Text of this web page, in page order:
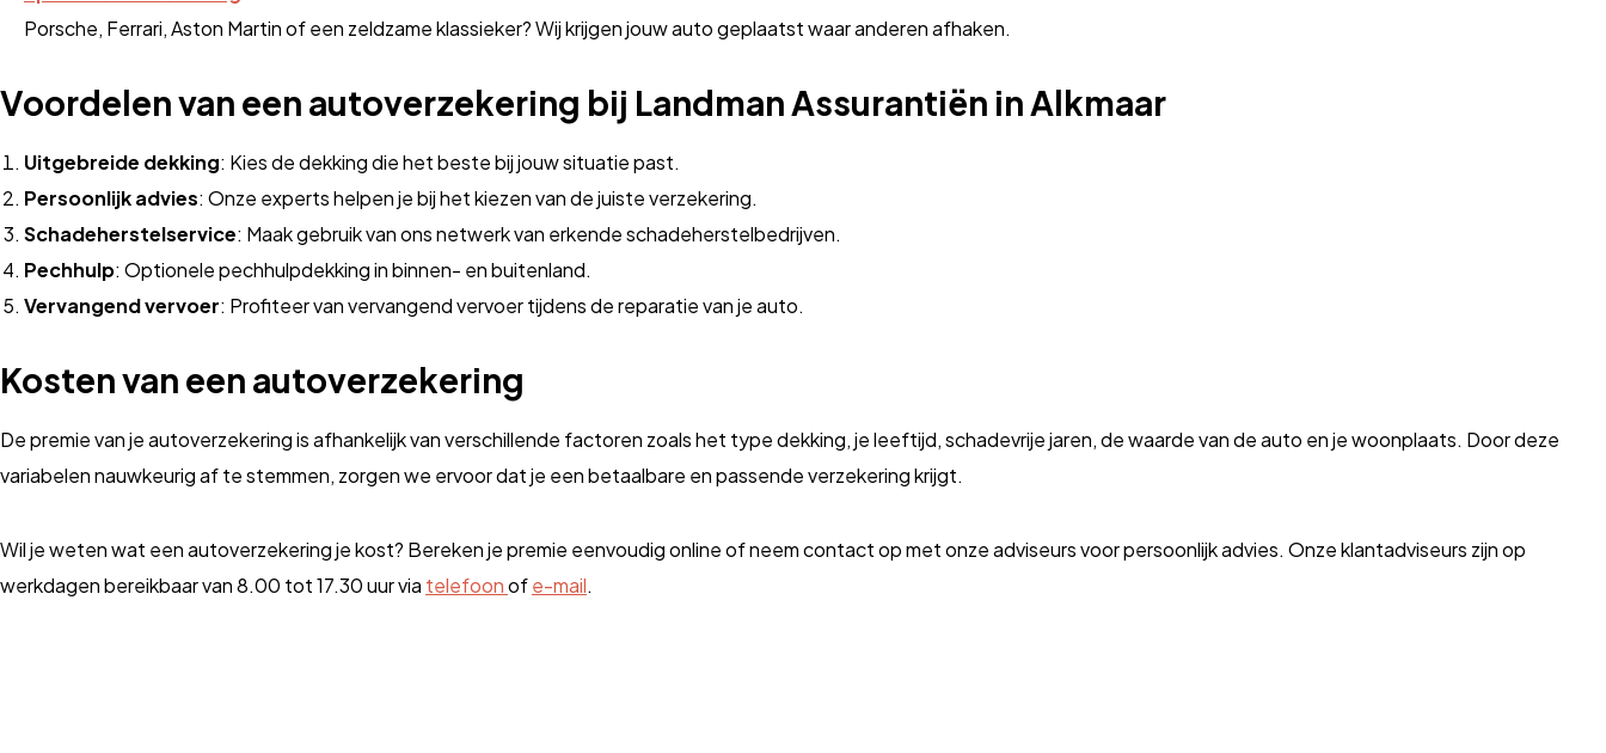
Porsche, Ferrari, Aston Martin of een zeldzame klassieker? Wij krijgen jouw auto geplaatst waar anderen afhaken.
Voordelen van een autoverzekering bij Landman Assurantiën in Alkmaar
Uitgebreide dekking: Kies de dekking die het beste bij jouw situatie past.
Persoonlijk advies: Onze experts helpen je bij het kiezen van de juiste verzekering.
Schadeherstelservice: Maak gebruik van ons netwerk van erkende schadeherstelbedrijven.
Pechhulp: Optionele pechhulpdekking in binnen- en buitenland.
Vervangend vervoer: Profiteer van vervangend vervoer tijdens de reparatie van je auto.
Kosten van een autoverzekering
De premie van je autoverzekering is afhankelijk van verschillende factoren zoals het type dekking, je leeftijd, schadevrije jaren, de waarde van de auto en je woonplaats. Door deze
variabelen nauwkeurig af te stemmen, zorgen we ervoor dat je een betaalbare en passende verzekering krijgt.
Wil je weten wat een autoverzekering je kost? Bereken je premie eenvoudig online of neem contact op met onze adviseurs voor persoonlijk advies. Onze klantadviseurs zijn op
werkdagen bereikbaar van 8.00 tot 17.30 uur via telefoonofe-mail.